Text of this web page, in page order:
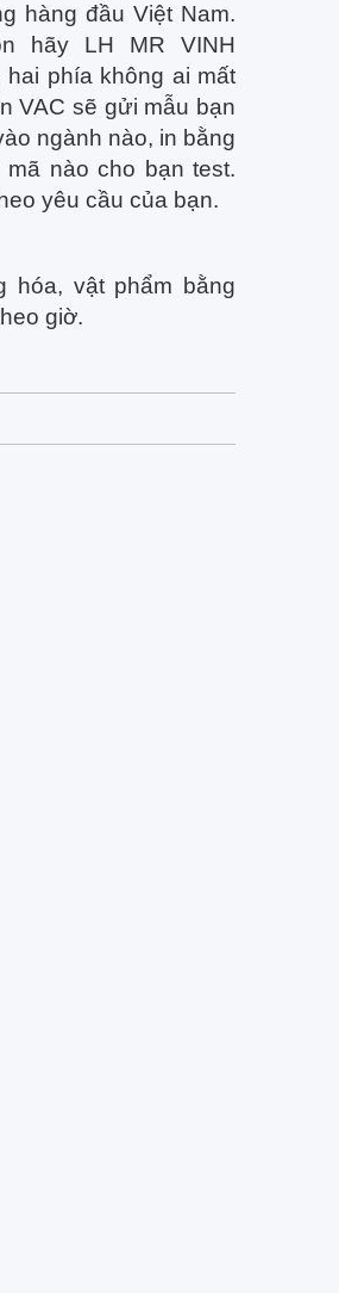
hàng đầu Việt Nam.
hãy LH MR VINH
phía không ai mất
VAC sẽ gửi mẫu bạn
ngành nào, in bằng
nào cho bạn test.
yêu cầu của bạn.
hóa, vật phẩm bằng
giờ.